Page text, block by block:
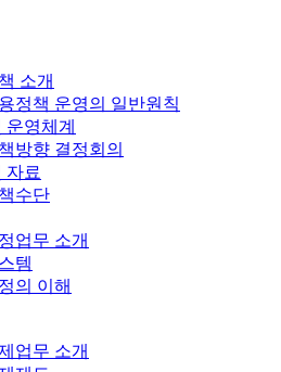
소개
정책 운영의 일반원칙
운영체계
방향 결정회의
자료
수단
업무 소개
템
의 이해
업무 소개